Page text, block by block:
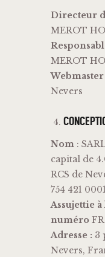
Directeur
MEROT
MEROT
Nevers
Nom :
capital de
RCS de
754 421
Assujettie à
numéro
Adresse : 3
Nevers,